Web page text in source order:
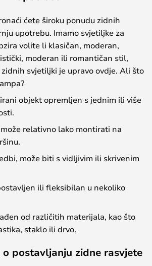
ćete široku ponudu zidnih
upotrebu. Imamo svjetiljke za
volite li klasičan, moderan,
moderan ili romantičan stil,
svjetiljki je upravo ovdje. Ali što
objekt opremljen s jednim ili više
relativno lako montirati na
može biti s vidljivim ili skrivenim
ili fleksibilan u nekoliko
od različitih materijala, kao što
staklo ili drvo.
o postavljanju zidne rasvjete